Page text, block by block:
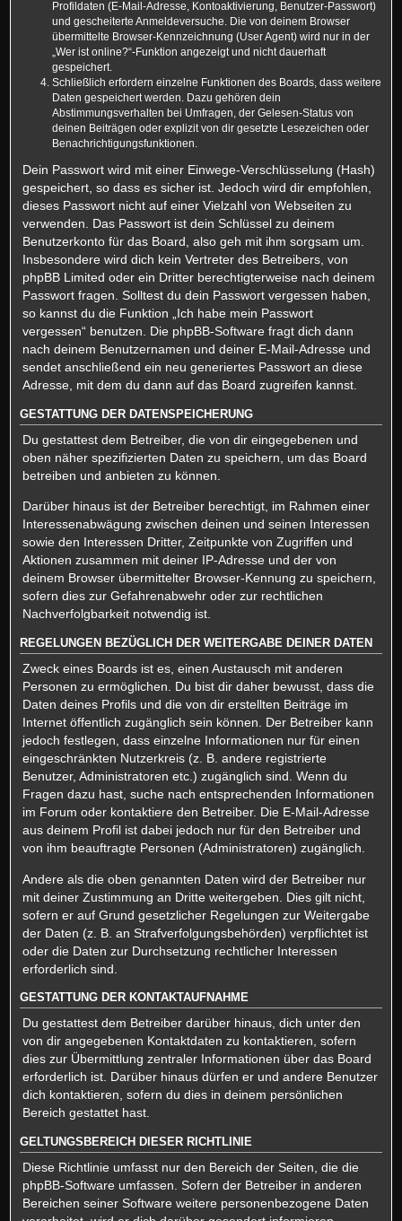
Profildaten (E-Mail-Adresse, Kontoaktivierung, Benutzer-Passwort)
und gescheiterte Anmeldeversuche. Die von deinem Browser
übermittelte Browser-Kennzeichnung (User Agent) wird nur in der
„Wer ist online?“-Funktion angezeigt und nicht dauerhaft
gespeichert.
Schließlich erfordern einzelne Funktionen des Boards, dass weitere
Daten gespeichert werden. Dazu gehören dein
Abstimmungsverhalten bei Umfragen, der Gelesen-Status von
deinen Beiträgen oder explizit von dir gesetzte Lesezeichen oder
Benachrichtigungsfunktionen.
Dein Passwort wird mit einer Einwege-Verschlüsselung (Hash)
gespeichert, so dass es sicher ist. Jedoch wird dir empfohlen,
dieses Passwort nicht auf einer Vielzahl von Webseiten zu
verwenden. Das Passwort ist dein Schlüssel zu deinem
Benutzerkonto für das Board, also geh mit ihm sorgsam um.
Insbesondere wird dich kein Vertreter des Betreibers, von
phpBB Limited oder ein Dritter berechtigterweise nach deinem
Passwort fragen. Solltest du dein Passwort vergessen haben,
so kannst du die Funktion „Ich habe mein Passwort
vergessen“ benutzen. Die phpBB-Software fragt dich dann
nach deinem Benutzernamen und deiner E-Mail-Adresse und
sendet anschließend ein neu generiertes Passwort an diese
Adresse, mit dem du dann auf das Board zugreifen kannst.
GESTATTUNG DER DATENSPEICHERUNG
Du gestattest dem Betreiber, die von dir eingegebenen und
oben näher spezifizierten Daten zu speichern, um das Board
betreiben und anbieten zu können.
Darüber hinaus ist der Betreiber berechtigt, im Rahmen einer
Interessenabwägung zwischen deinen und seinen Interessen
sowie den Interessen Dritter, Zeitpunkte von Zugriffen und
Aktionen zusammen mit deiner IP-Adresse und der von
deinem Browser übermittelter Browser-Kennung zu speichern,
sofern dies zur Gefahrenabwehr oder zur rechtlichen
Nachverfolgbarkeit notwendig ist.
REGELUNGEN BEZÜGLICH DER WEITERGABE DEINER DATEN
Zweck eines Boards ist es, einen Austausch mit anderen
Personen zu ermöglichen. Du bist dir daher bewusst, dass die
Daten deines Profils und die von dir erstellten Beiträge im
Internet öffentlich zugänglich sein können. Der Betreiber kann
jedoch festlegen, dass einzelne Informationen nur für einen
eingeschränkten Nutzerkreis (z. B. andere registrierte
Benutzer, Administratoren etc.) zugänglich sind. Wenn du
Fragen dazu hast, suche nach entsprechenden Informationen
im Forum oder kontaktiere den Betreiber. Die E-Mail-Adresse
aus deinem Profil ist dabei jedoch nur für den Betreiber und
von ihm beauftragte Personen (Administratoren) zugänglich.
Andere als die oben genannten Daten wird der Betreiber nur
mit deiner Zustimmung an Dritte weitergeben. Dies gilt nicht,
sofern er auf Grund gesetzlicher Regelungen zur Weitergabe
der Daten (z. B. an Strafverfolgungsbehörden) verpflichtet ist
oder die Daten zur Durchsetzung rechtlicher Interessen
erforderlich sind.
GESTATTUNG DER KONTAKTAUFNAHME
Du gestattest dem Betreiber darüber hinaus, dich unter den
von dir angegebenen Kontaktdaten zu kontaktieren, sofern
dies zur Übermittlung zentraler Informationen über das Board
erforderlich ist. Darüber hinaus dürfen er und andere Benutzer
dich kontaktieren, sofern du dies in deinem persönlichen
Bereich gestattet hast.
GELTUNGSBEREICH DIESER RICHTLINIE
Diese Richtlinie umfasst nur den Bereich der Seiten, die die
phpBB-Software umfassen. Sofern der Betreiber in anderen
Bereichen seiner Software weitere personenbezogene Daten